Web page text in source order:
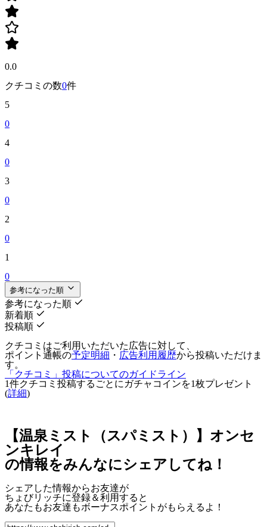
0.0
クチコミの数0件
5
0
4
0
3
0
2
0
1
0
参考になった順
参考になった順
新着順
投稿順
クチコミはご利用いただいた広告に対して、
ポイント通帳の予定明細 ・ 広告利用履歴から投稿いただけま
す。
「クチコミ」投稿についてのガイドライン
1件クチコミ投稿するごとに ガチャコインを1枚プレゼント
(詳細)
【温泉ミスト（スパミスト）】オンセ
ンキレイ
の情報をみんなにシェアしてね！
シェアした情報からお友達が
ちょびリッチに登録＆利用すると
あなたもお友達もボーナスポイント がもらえるよ！